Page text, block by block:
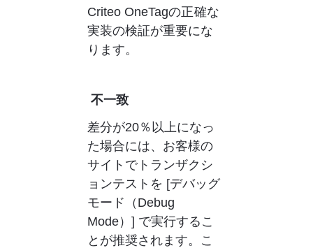
Criteo OneTagの正確な
実装の検証が重要にな
ります。
差分が20％以上になっ
た場合には、お客様の
サイトでトランザクシ
ョンテストを [デバッグ
モード（Debug
Mode）] で実行するこ
とが推奨されます。こ